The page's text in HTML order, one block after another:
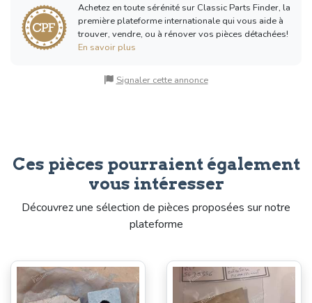
Achetez en toute sérénité sur Classic Parts Finder, la
première plateforme internationale qui vous aide à
trouver, vendre, ou à rénover vos pièces détachées!
En savoir plus
Signaler cette annonce
Ces pièces pourraient également
vous intéresser
Découvrez une sélection de pièces proposées sur notre
plateforme